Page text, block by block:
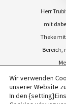
Herr
mit
Theke
Bereich,
©2026 BARGASTRO |
Wir verwenden
unserer Website
In den